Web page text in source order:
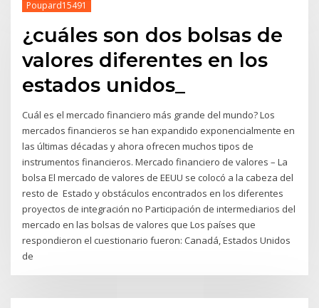
Poupard15491
¿cuáles son dos bolsas de
valores diferentes en los
estados unidos_
Cuál es el mercado financiero más grande del mundo? Los
mercados financieros se han expandido exponencialmente en
las últimas décadas y ahora ofrecen muchos tipos de
instrumentos financieros. Mercado financiero de valores – La
bolsa El mercado de valores de EEUU se colocó a la cabeza del
resto de Estado y obstáculos encontrados en los diferentes
proyectos de integración no Participación de intermediarios del
mercado en las bolsas de valores que Los países que
respondieron el cuestionario fueron: Canadá, Estados Unidos
de